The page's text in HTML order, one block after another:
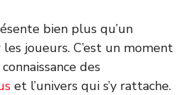
bien plus qu’un
joueurs. C’est un moment
des
et l’univers qui s’y rattache.